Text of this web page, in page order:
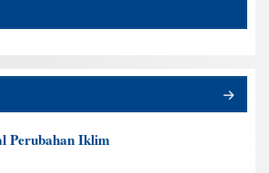
Perubahan Iklim